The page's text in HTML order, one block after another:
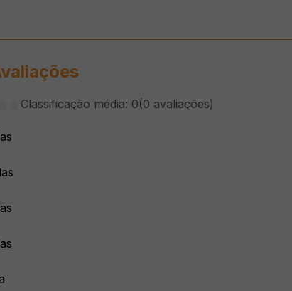
Classificação média: 0(0 avaliações)